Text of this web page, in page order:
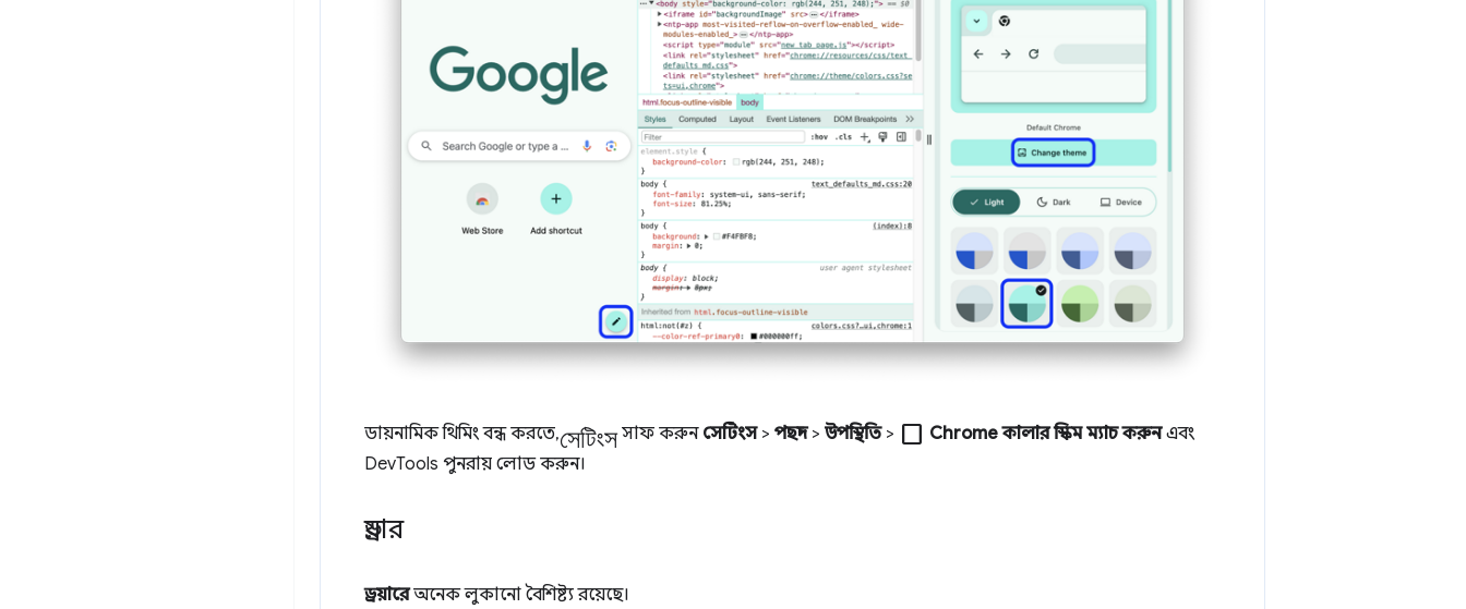
ডায়নামিক থিমিং বন্ধ করতে,সেটিংসসাফ করুন সেটিংস> পছন্দ> উপস্থিতি> check_box_outline_blank Chrome কালার স্কিম ম্যাচ করুনএবং
DevTools পুনরায় লোড করুন।
ড্রয়ার
ড্রয়ারেঅনেক লুকানো বৈশিষ্ট্য রয়েছে।